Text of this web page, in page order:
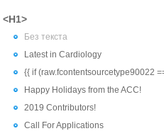
<H1>
Без текста
Latest in Cardiology
{{ if (raw.fcontentsourcetype90022
Happy Holidays from the ACC!
2019 Contributors!
Call For Applications